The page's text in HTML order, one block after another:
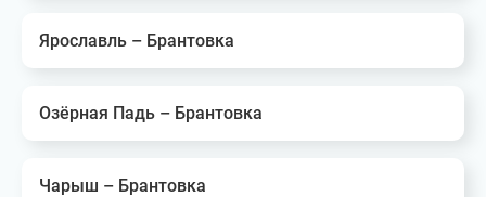
Ярославль – Брантовка
Озёрная Падь – Брантовка
Чарыш – Брантовка